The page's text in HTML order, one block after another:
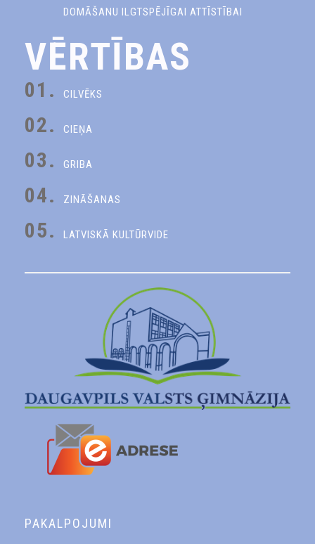
DOMĀŠANU ILGTSPĒJĪGAI ATTĪSTĪBAI
VĒRTĪBAS
01. CILVĒKS
02. CIEŅA
03. GRIBA
04. ZINĀŠANAS
05. LATVISKĀ KULTŪRVIDE
PAKALPOJUMI